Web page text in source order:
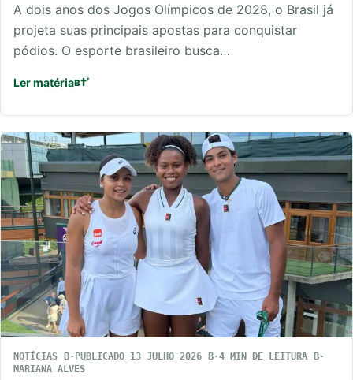
A dois anos dos Jogos Olímpicos de 2028, o Brasil já
projeta suas principais apostas para conquistar
pódios. O esporte brasileiro busca…
Ler matéria
NOTÍCIAS PUBLICADO 13 JULHO 2026
4 MIN DE LEITURA
MARIANA ALVES